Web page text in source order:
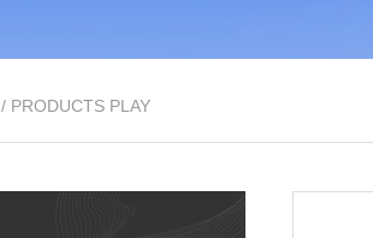
/ PRODUCTS PLAY